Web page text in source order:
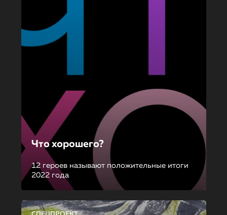
Что хорошего?
12 героев называют положительные итоги
2022 года